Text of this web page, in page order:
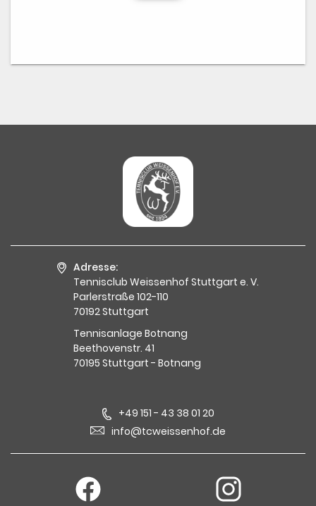
Adresse:
Tennisclub Weissenhof Stuttgart e. V.
Parlerstraße 102-110
70192 Stuttgart
Tennisanlage Botnang
Beethovenstr. 41
70195 Stuttgart - Botnang
+49 151 - 43 38 01 20
info@tcweissenhof.de